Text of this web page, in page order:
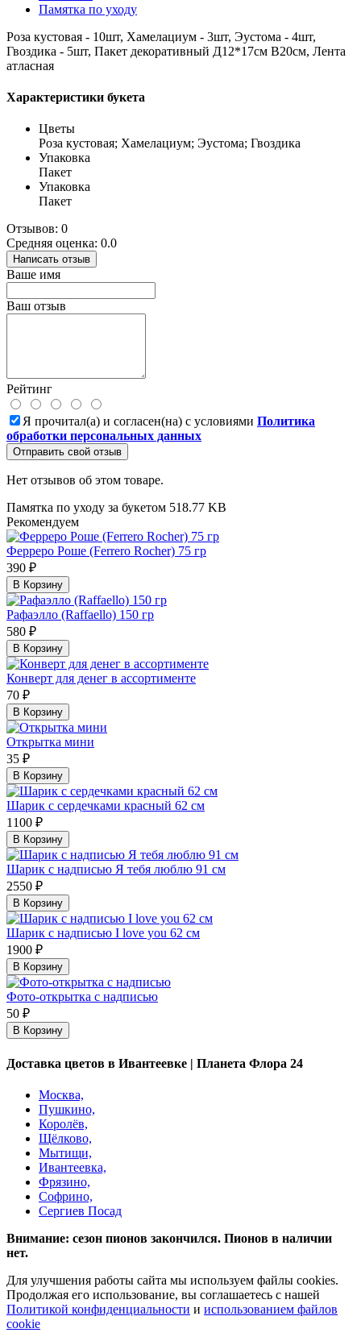
Памятка по уходу
Роза кустовая - 10шт, Хамелациум - 3шт, Эустома - 4шт,
Гвоздика - 5шт, Пакет декоративный Д12*17см В20см, Лента
атласная
Характеристики букета
Цветы
Роза кустовая; Хамелациум; Эустома; Гвоздика
Упаковка
Пакет
Упаковка
Пакет
Отзывов: 0
Средняя оценка: 0.0
Написать отзыв
Ваше имя
Ваш отзыв
Рейтинг
Я прочитал(а) и согласен(на) с условиями Политика
обработки персональных данных
Отправить свой отзыв
Нет отзывов об этом товаре.
Памятка по уходу за букетом 518.77 KB
Рекомендуем
Ферреро Роше (Ferrero Rocher) 75 гр
390 ₽
В Корзину
Рафаэлло (Raffaello) 150 гр
580 ₽
В Корзину
Конверт для денег в ассортименте
70 ₽
В Корзину
Открытка мини
35 ₽
В Корзину
Шарик с сердечками красный 62 см
1100 ₽
В Корзину
Шарик с надписью Я тебя люблю 91 см
2550 ₽
В Корзину
Шарик с надписью I love you 62 см
1900 ₽
В Корзину
Фото-открытка с надписью
50 ₽
В Корзину
Доставка цветов в Ивантеевке | Планета Флора 24
Москва,
Пушкино,
Королёв,
Щёлково,
Мытищи,
Ивантеевка,
Фрязино,
Софрино,
Сергиев Посад
Внимание: сезон пионов закончился. Пионов в наличии
нет.
Для улучшения работы сайта мы используем файлы cookies.
Продолжая его использование, вы соглашаетесь с нашей
Политикой конфиденциальности и использованием файлов
cookie